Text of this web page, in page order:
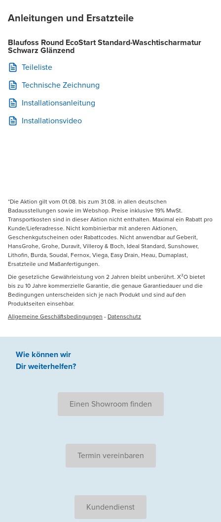
Anleitungen und Ersatzteile
Blaufoss Round EcoStart Standard-Waschtischarmatur
Schwarz Glänzend
Teileliste
Technische Zeichnung
Installationsanleitung
Installationsvideo
*Die Aktion gilt vom 01.08. bis zum 31.08. in allen deutschen
Badausstellungen sowie im Webshop. Preise inklusive 19% MwSt.
Transportkosten sind in dieser Aktion nicht enthalten. Maximal ein Rabatt pro
Kunde/Lieferadresse. Nicht kombinierbar mit anderen Aktionen,
Geschenkgutscheinen oder Rabattcodes. Nicht anwendbar auf Geberit,
HansGrohe, Grohe, Duravit, Villeroy & Boch, Ideal Standard, Sunshower,
Lithofin, Burda, Soudal, Fernox, Viega, Easy Drain, Heau, Dumaplast,
Ersatzteile und Maßanfertigungen.
Die gesetzliche Gewährleistung von 2 Jahren bleibt unberührt. X²O bietet
bis zu 10 Jahre kommerzielle Garantie, die genaue Garantiedauer und die
Bedingungen unterscheiden sich je nach Produkt und sind auf den
Produktseiten einsehbar.
Allgemeine Geschäftsbedingungen - Datenschutz
Wie können wir
Dir weiterhelfen?
Einen Showroom finden
Termin vereinbaren
Kundendienst